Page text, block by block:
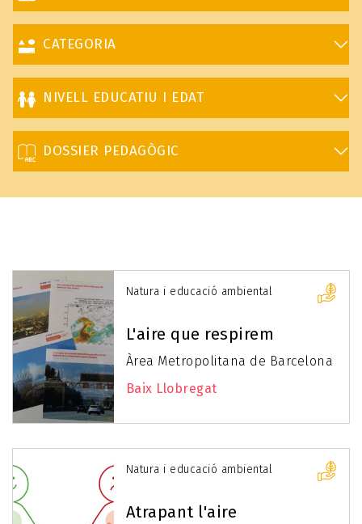
Natura i educació ambiental
L'aire que respirem
Àrea Metropolitana de Barcelona
Baix Llobregat
Natura i educació ambiental
Atrapant l'aire
CATEGORIA
NIVELL EDUCATIU I EDAT
DOSSIER PEDAGÒGIC